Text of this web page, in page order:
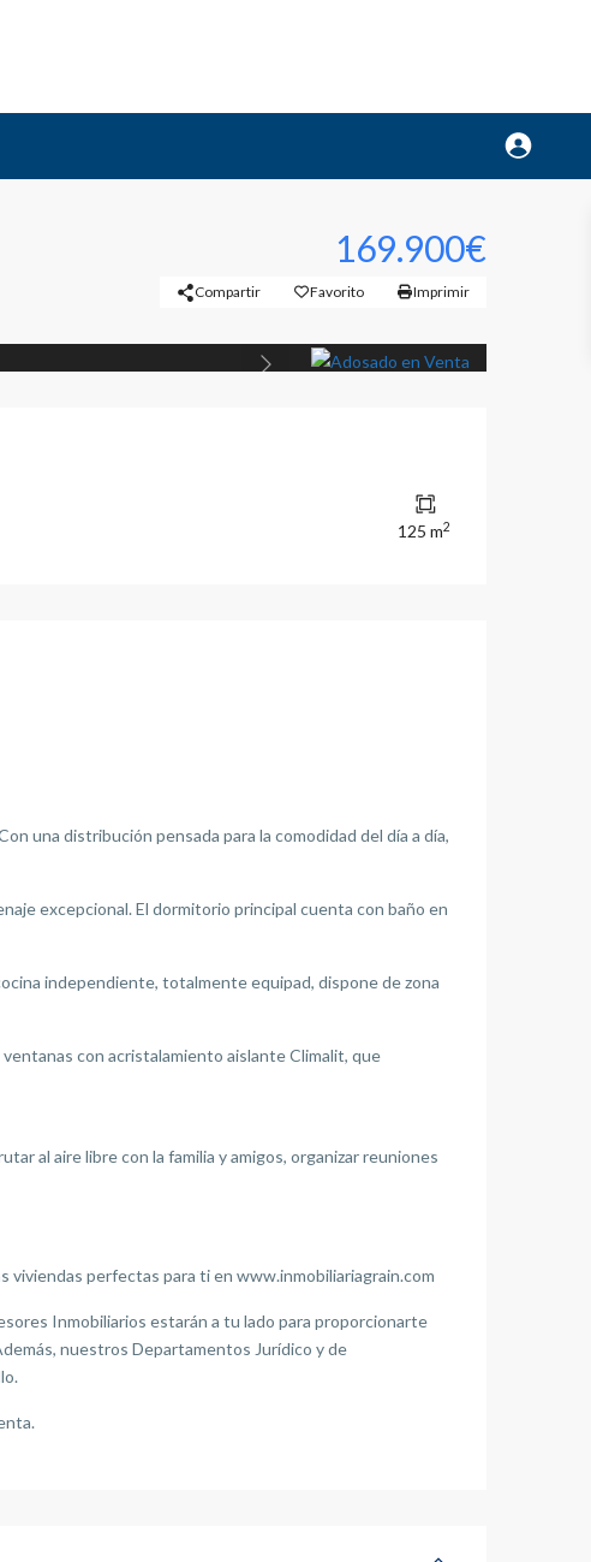
169.900€
Compartir Favorito Imprimir
Previous
125 m2
una distribución pensada para la comodidad del día a día,
excepcional. El dormitorio principal cuenta con baño en
independiente, totalmente equipad, dispone de zona
con acristalamiento aislante Climalit, que
al aire libre con la familia y amigos, organizar reuniones
viviendas perfectas para ti en www.inmobiliariagrain.com
Inmobiliarios estarán a tu lado para proporcionarte
nuestros Departamentos Jurídico y de